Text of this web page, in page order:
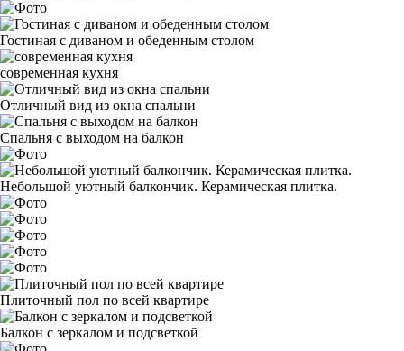
Гостиная с диваном и обеденным столом
современная кухня
Отличный вид из окна спальни
Спальня с выходом на балкон
Небольшой уютный балкончик. Керамическая плитка.
Плиточный пол по всей квартире
Балкон с зеркалом и подсветкой